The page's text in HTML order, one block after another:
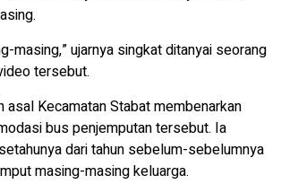
masing,” ujarnya singkat ditanyai seorang
tersebut.
asal Kecamatan Stabat membenarkan
bus penjemputan tersebut. Ia
dari tahun sebelum-sebelumnya
masing-masing keluarga.